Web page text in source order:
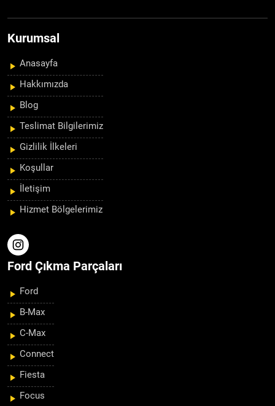
Kurumsal
Anasayfa
Hakkımızda
Blog
Teslimat Bilgilerimiz
Gizlilik İlkeleri
Koşullar
İletişim
Hizmet Bölgelerimiz
Ford Çıkma Parçaları
Ford
B-Max
C-Max
Connect
Fiesta
Focus